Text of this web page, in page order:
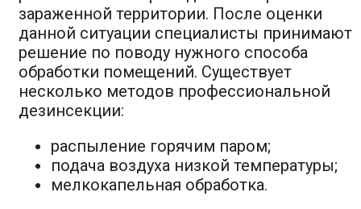
зараженной территории. После оценки
данной ситуации специалисты принимают
решение по поводу нужного способа
обработки помещений. Существует
несколько методов профессиональной
дезинсекции:
распыление горячим паром;
подача воздуха низкой температуры;
мелкокапельная обработка.